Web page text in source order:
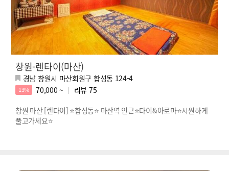
창원-렌타이(마산)
경남 창원시 마산회원구 합성동 124-4
13% 70,000 ~ 리뷰 75
창원 마산 [렌타이] ⭐합성동⭐ 마산역 인근⭐타이&아로마⭐시원하게
풀고가세요⭐